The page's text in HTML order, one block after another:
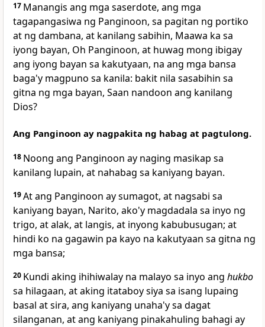
17 Manangis ang mga saserdote, ang mga
tagapangasiwa ng Panginoon, sa pagitan ng portiko
at ng dambana, at kanilang sabihin, Maawa ka sa
iyong bayan, Oh Panginoon, at huwag mong ibigay
ang iyong bayan sa kakutyaan, na ang mga bansa
baga'y magpuno sa kanila: bakit nila sasabihin sa
gitna ng mga bayan, Saan nandoon ang kanilang
Dios?
Ang Panginoon ay nagpakita ng habag at pagtulong.
18 Noong ang Panginoon ay naging masikap sa
kanilang lupain, at nahabag sa kaniyang bayan.
19At ang Panginoon ay sumagot, at nagsabi sa
kaniyang bayan, Narito, ako'y magdadala sa inyo ng
trigo, atalak, at langis, at inyong kabubusugan; at
hindi ko na gagawin pa kayo na kakutyaan sa gitna ng
mga bansa;
20 Kundi aking ihihiwalay na malayo sa inyo ang hukbo
sa hilagaan, at aking itataboy siya sa isang lupaing
basal at sira, ang kaniyang unaha'ysa dagat
silanganan, at ang kaniyang pinakahuling bahagi ay